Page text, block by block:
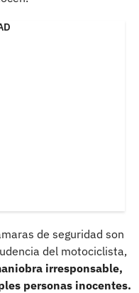
de seguridad son
del motociclista,
irresponsable,
personas inocentes.